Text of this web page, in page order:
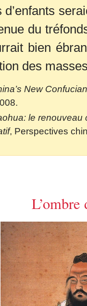
d’enfants
du
bien
des
New
le renouveau
, Perspectives